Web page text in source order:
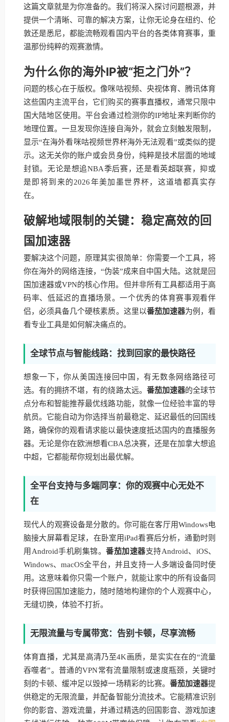
这篇文章就是为你准备的。我们将深入探讨问题根源，并
提供一个清晰、可靠的解决方案，让你无论身在纽约、伦
敦还是悉尼，都能流畅观看国内平台的各类体育赛事，重
温那份纯粹的观赛激情。
为什么你的海外IP被“拒之门外”？
问题的核心在于版权。像咪咕视频、央视体育、腾讯体育
这些国内主流平台，它们购买的赛事直播权，通常只限中
国大陆地区使用。平台会通过检测你的IP地址来判断你的
地理位置。一旦发现你连接自海外，就会立刻触发限制，
显示“在海外看咪咕视频世界杯海外无法观看”或类似的提
示。这无关你的账户或会员身份，纯粹是技术层面的地域
封锁。无论是想追NBA季后赛，还是看英超联赛，抑或
是即将到来的2026年美加墨世界杯，这道墙都真实存
在。
破解地域限制的关键：稳定高效的回
国加速器
要解决这个问题，原理其实很简单：你需要一个工具，将
你在海外的网络连接，“伪装”成来自中国大陆。这就是回
国加速器或VPN的核心作用。但并非所有工具都适用于高
码率、低延迟的直播场景。一个优秀的体育赛事观看伴
侣，必须具备几个硬核素质。这里以番茄加速器为例，看
看专业工具是如何解决痛点的。
全球节点与智能线路：找到回家的最快路径
想象一下，你从美国连接回中国，有无数条网络路径可
选。有的拥挤不堪，有的绕路太远。 番茄加速器的全球节
点分布和智能推荐最优线路功能，就像一位经验丰富的导
航员。它能自动为你选择当前最稳定、延迟最低的回国线
路，确保你的观看请求能以最快速度抵达国内的直播服务
器。无论是你在欧洲想看CBA总决赛，还是在加拿大想追
中超，它都能帮你规划出最优解。
全平台支持与多端同享：你的观赛中心无处不
在
现代人的观赛设备是分散的。你可能在客厅用Windows电
脑接大屏幕看足球，在卧室用iPad看赛后分析，通勤时则
用Android手机刷集锦。 番茄加速器支持Android、iOS、
Windows、macOS全平台，并且支持一人多端设备同时使
用。这意味着你只需一个账户，就能让家中的所有设备同
时获得回国加速能力，随时随地构建你的个人观赛中心，
无缝切换，体验不打折。
无限流量与专属带宽：告别卡顿，尽享流畅
体育直播，尤其是高清乃至4K画质，是实实在在的“流量
吞噬者”。普通的VPN常有流量限制或速度瓶颈，关键时
刻的卡顿、缓冲足以毁掉一场精彩的比赛。 番茄加速器提
供稳定的无限流量，并配备智能分流技术。它能精准识别
你的影音、游戏流量，并通过精选的回国影音、游戏加速